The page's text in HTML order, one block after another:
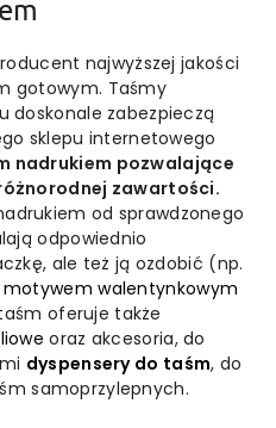
najwyższej jakości
gotowym. Taśmy
doskonale zabezpieczą
sklepu internetowego
nadrukiem pozwalające
zawartości.
od sprawdzonego
odpowiednio
ale też ją ozdobić (np.
walentynkowym
oferuje także
oraz akcesoria, do
dyspensery do taśm, do
samoprzylepnych.